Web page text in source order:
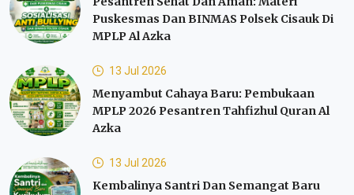
Puskesmas Dan BINMAS Polsek Cisauk Di
MPLP Al Azka
13 Jul 2026
Menyambut Cahaya Baru: Pembukaan
MPLP 2026 Pesantren Tahfizhul Quran Al
Azka
13 Jul 2026
Kembalinya Santri Dan Semangat Baru